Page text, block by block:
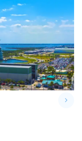
keyboard_arrow_right